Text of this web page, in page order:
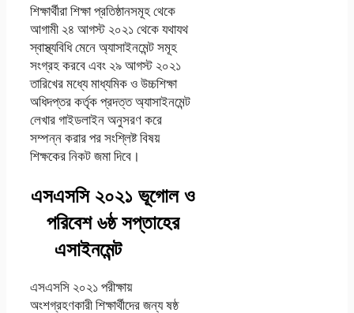
শিক্ষার্থীরা শিক্ষা প্রতিষ্ঠানসমূহ থেকে
আগামী ২৪ আগস্ট ২০২১ থেকে যথাযথ
স্বাস্থ্যবিধি মেনে অ্যাসাইনমেন্ট সমূহ
সংগ্রহ করবে এবং ২৯ আগস্ট ২০২১
তারিখের মধ্যে মাধ্যমিক ও উচ্চশিক্ষা
অধিদপ্তর কর্তৃক প্রদত্ত অ্যাসাইনমেন্ট
লেখার গাইডলাইন অনুসরণ করে
সম্পন্ন করার পর সংশ্লিষ্ট বিষয়
শিক্ষকের নিকট জমা দিবে।
এসএসসি ২০২১ ভূগোল ও
পরিবেশ ৬ষ্ঠ সপ্তাহের
এসাইনমেন্ট
এসএসসি ২০২১ পরীক্ষায়
অংশগ্রহণকারী শিক্ষার্থীদের জন্য ষষ্ঠ